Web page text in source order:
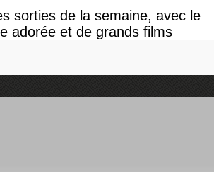
sorties de la semaine, avec le
adorée et de grands films